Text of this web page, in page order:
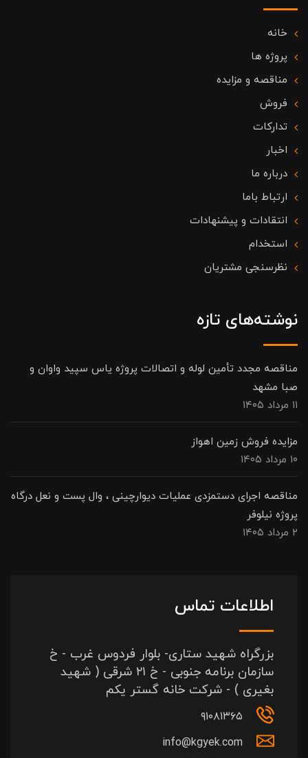
خانه
پروژه ها
مناقصه و مزایده
فروش
تدارکات
اخبار
درباره ما
ارتباط باما
انتقادات و پیشنهادات
استخدام
نظرسنجی مشتریان
نوشته‌های تازه
مناقصه مجدد تأمین لوله و اتصالات پروژه یاس سپید واوان و
صبا مشهد
۱۱ مرداد ۱۴۰۵
مزایده فروش زمین اهواز
۱۰ مرداد ۱۴۰۵
مناقصه اجرای دستمزدی عملیات دیوارچینی ، وال پست و نعل درگاه
پروژه نیلوفر
۲ مرداد ۱۴۰۵
اطلاعات تماس
بزرگراه شهید ستاری- بلوار فردوس غرب - خ
سازمان برنامه جنوبی - خ ۲۱ شرقی ( شهید
بغیری ) - شرکت خانه گستر یکم
۹۱۰۸۱۳۶۵
info@kgyek.com